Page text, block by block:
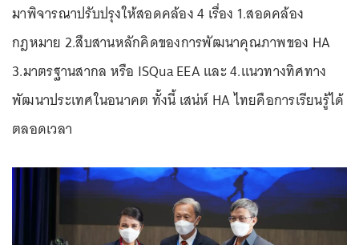
มาพิจารณาปรับปรุงให้สอดคล้อง 4 เรื่อง 1.สอดคล้อง
กฎหมาย 2.สืบสานหลักคิดของการพัฒนาคุณภาพของ HA
3.มาตรฐานสากล หรือ ISQua EEA และ 4.แนวทางทิศทาง
พัฒนาประเทศในอนาคต ทั้งนี้ เสน่ห์ HA ไทยคือการเรียนรู้ได้
ตลอดเวลา